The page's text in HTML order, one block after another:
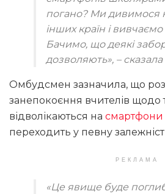
погано? Ми дивимося
інших країн і вивчаємо
Бачимо, що деякі
дозволяють», –
Омбудсмен зазначила, що
занепокоєння вчителів щодо
відволікаються на смартфони
переходить у певну
РЕКЛАМА
«Це явище буде